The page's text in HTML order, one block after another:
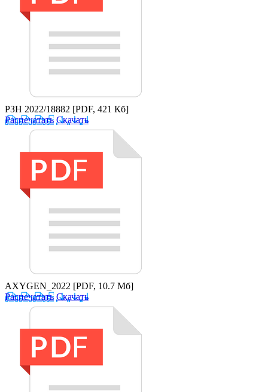
РЗН 2022/18882 [PDF, 421 Кб]
Распечатать Скачать
AXYGEN_2022 [PDF, 10.7 Мб]
Распечатать Скачать